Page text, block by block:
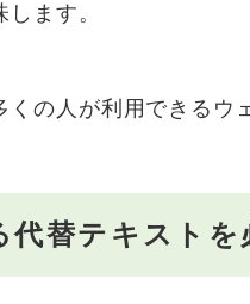
ます。
くの人が利用できるウ
代替テキストを